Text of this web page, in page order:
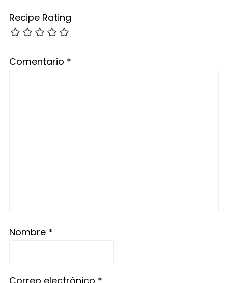
Recipe Rating
Comentario *
Nombre *